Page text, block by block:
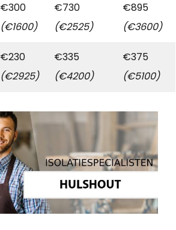
€300
(€1600)
€730
(€2525)
€895
(€3600)
€230
(€2925)
€335
(€4200)
€375
(€5100)